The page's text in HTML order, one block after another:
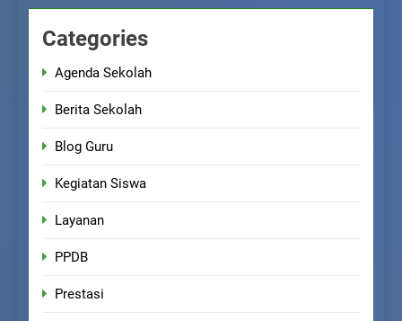
Categories
Agenda Sekolah
Berita Sekolah
Blog Guru
Kegiatan Siswa
Layanan
PPDB
Prestasi